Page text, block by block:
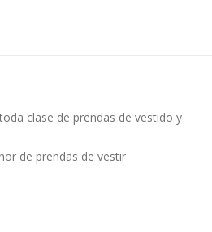
clase de prendas de vestido y
de prendas de vestir